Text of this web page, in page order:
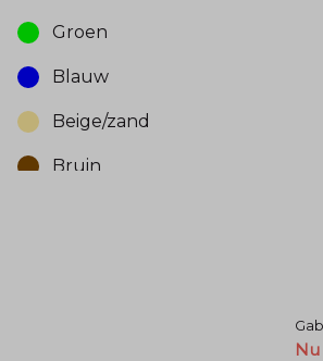
Groen
Blauw
Beige/zand
Bruin
Nu